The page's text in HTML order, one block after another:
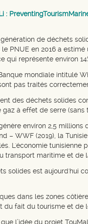
:
de déchets
le PNUE en 2016 a
qui représente environ
mondiale intitulé
pas traités
des déchets solides
à effet de serre
environ 2,5
– WWF (2019), la
L'économie
transport maritime et de
solides est aujourd'hui
dans les zones
du fait du tourisme et de
l’idée du projet